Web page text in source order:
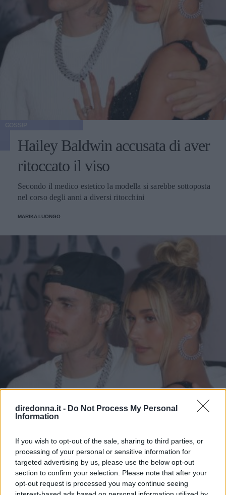
diredonna.it - Do Not Process My Personal
Information
If you wish to opt-out of the sale, sharing to third parties, or
processing of your personal or sensitive information for
targeted advertising by us, please use the below opt-out
section to confirm your selection. Please note that after your
opt-out request is processed you may continue seeing
Hailey Baldwin accusata di aver
ritoccato il viso
Secondo il medico estetico la modella si sarebbe sottoposta
nel corso degli anni a diversi ritocchini
MARIKA LUONGO
GOSSIP
Justin Bieber rimpiange di aver